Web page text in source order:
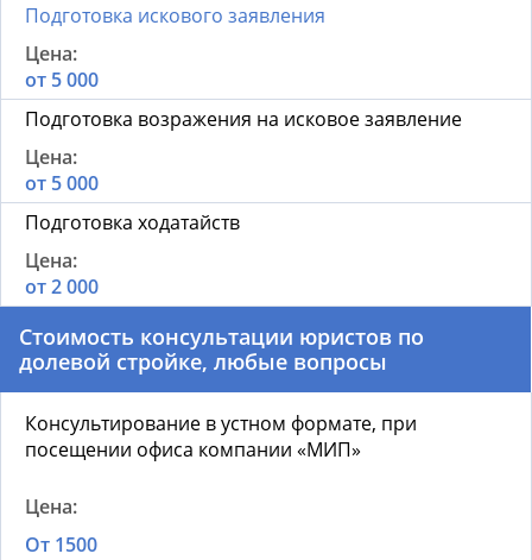
Подготовка искового заявления
от 5 000
Подготовка возражения на исковое заявление
от 5 000
Подготовка ходатайств
от 2 000
Стоимость консультации юристов по
долевой стройке, любые вопросы
Консультирование в устном формате, при
посещении офиса компании «МИП»
От 1500